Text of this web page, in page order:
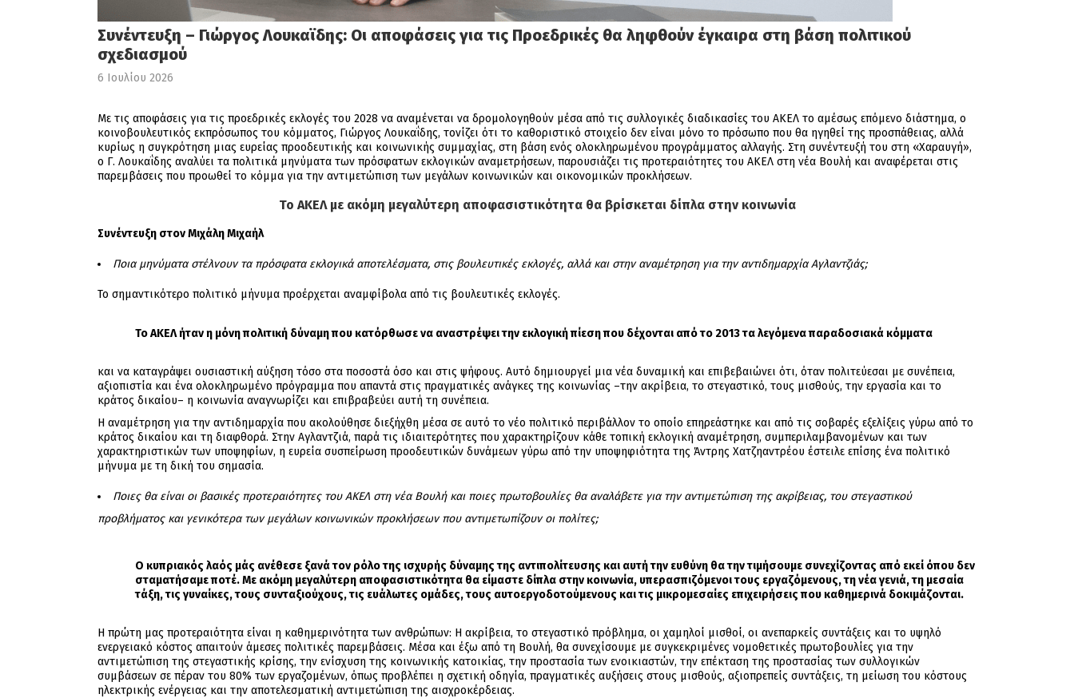
Συνέντευξη – Γιώργος Λουκαϊδης: Οι αποφάσεις για τις Προεδρικές θα ληφθούν έγκαιρα στη βάση πολιτικού
σχεδιασμού
6 Ιουλίου 2026
Με τις αποφάσεις για τις προεδρικές εκλογές του 2028 να αναμένεται να δρομολογηθούν μέσα από τις συλλογικές διαδικασίες του ΑΚΕΛ το αμέσως επόμενο διάστημα, ο
κοινοβουλευτικός εκπρόσωπος του κόμματος, Γιώργος Λουκαΐδης, τονίζει ότι το καθοριστικό στοιχείο δεν είναι μόνο το πρόσωπο που θα ηγηθεί της προσπάθειας, αλλά
κυρίως η συγκρότηση μιας ευρείας προοδευτικής και κοινωνικής συμμαχίας, στη βάση ενός ολοκληρωμένου προγράμματος αλλαγής. Στη συνέντευξή του στη «Χαραυγή»,
ο Γ. Λουκαΐδης αναλύει τα πολιτικά μηνύματα των πρόσφατων εκλογικών αναμετρήσεων, παρουσιάζει τις προτεραιότητες του ΑΚΕΛ στη νέα Βουλή και αναφέρεται στις
παρεμβάσεις που προωθεί το κόμμα για την αντιμετώπιση των μεγάλων κοινωνικών και οικονομικών προκλήσεων.
Το ΑΚΕΛ με ακόμη μεγαλύτερη αποφασιστικότητα θα βρίσκεται δίπλα στην κοινωνία
Συνέντευξη στον Μιχάλη Μιχαήλ
Ποια μηνύματα στέλνουν τα πρόσφατα εκλογικά αποτελέσματα, στις βουλευτικές εκλογές, αλλά και στην αναμέτρηση για την αντιδημαρχία Αγλαντζιάς;
Το σημαντικότερο πολιτικό μήνυμα προέρχεται αναμφίβολα από τις βουλευτικές εκλογές.
Το ΑΚΕΛ ήταν η μόνη πολιτική δύναμη που κατόρθωσε να αναστρέψει την εκλογική πίεση που δέχονται από το 2013 τα λεγόμενα παραδοσιακά κόμματα
και να καταγράψει ουσιαστική αύξηση τόσο στα ποσοστά όσο και στις ψήφους. Αυτό δημιουργεί μια νέα δυναμική και επιβεβαιώνει ότι, όταν πολιτεύεσαι με συνέπεια,
αξιοπιστία και ένα ολοκληρωμένο πρόγραμμα που απαντά στις πραγματικές ανάγκες της κοινωνίας –την ακρίβεια, το στεγαστικό, τους μισθούς, την εργασία και το
κράτος δικαίου– η κοινωνία αναγνωρίζει και επιβραβεύει αυτή τη συνέπεια.
Η αναμέτρηση για την αντιδημαρχία που ακολούθησε διεξήχθη μέσα σε αυτό το νέο πολιτικό περιβάλλον το οποίο επηρεάστηκε και από τις σοβαρές εξελίξεις γύρω από το
κράτος δικαίου και τη διαφθορά. Στην Αγλαντζιά, παρά τις ιδιαιτερότητες που χαρακτηρίζουν κάθε τοπική εκλογική αναμέτρηση, συμπεριλαμβανομένων και των
χαρακτηριστικών των υποψηφίων, η ευρεία συσπείρωση προοδευτικών δυνάμεων γύρω από την υποψηφιότητα της Άντρης Χατζηαντρέου έστειλε επίσης ένα πολιτικό
μήνυμα με τη δική του σημασία.
Ποιες θα είναι οι βασικές προτεραιότητες του ΑΚΕΛ στη νέα Βουλή και ποιες πρωτοβουλίες θα αναλάβετε για την αντιμετώπιση της ακρίβειας, του στεγαστικού
προβλήματος και γενικότερα των μεγάλων κοινωνικών προκλήσεων που αντιμετωπίζουν οι πολίτες;
Ο κυπριακός λαός μάς ανέθεσε ξανά τον ρόλο της ισχυρής δύναμης της αντιπολίτευσης και αυτή την ευθύνη θα την τιμήσουμε συνεχίζοντας από εκεί όπου δεν
σταματήσαμε ποτέ. Με ακόμη μεγαλύτερη αποφασιστικότητα θα είμαστε δίπλα στην κοινωνία, υπερασπιζόμενοι τους εργαζόμενους, τη νέα γενιά, τη μεσαία
τάξη, τις γυναίκες, τους συνταξιούχους, τις ευάλωτες ομάδες, τους αυτοεργοδοτούμενους και τις μικρομεσαίες επιχειρήσεις που καθημερινά δοκιμάζονται.
Η πρώτη μας προτεραιότητα είναι η καθημερινότητα των ανθρώπων: Η ακρίβεια, το στεγαστικό πρόβλημα, οι χαμηλοί μισθοί, οι ανεπαρκείς συντάξεις και το υψηλό
ενεργειακό κόστος απαιτούν άμεσες πολιτικές παρεμβάσεις. Μέσα και έξω από τη Βουλή, θα συνεχίσουμε με συγκεκριμένες νομοθετικές πρωτοβουλίες για την
αντιμετώπιση της στεγαστικής κρίσης, την ενίσχυση της κοινωνικής κατοικίας, την προστασία των ενοικιαστών, την επέκταση της προστασίας των συλλογικών
συμβάσεων σε πέραν του 80% των εργαζομένων, όπως προβλέπει η σχετική οδηγία, πραγματικές αυξήσεις στους μισθούς, αξιοπρεπείς συντάξεις, τη μείωση του κόστους
ηλεκτρικής ενέργειας και την αποτελεσματική αντιμετώπιση της αισχροκέρδειας.